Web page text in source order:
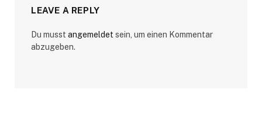
LEAVE A REPLY
Du musst angemeldet sein, um einen Kommentar
abzugeben.